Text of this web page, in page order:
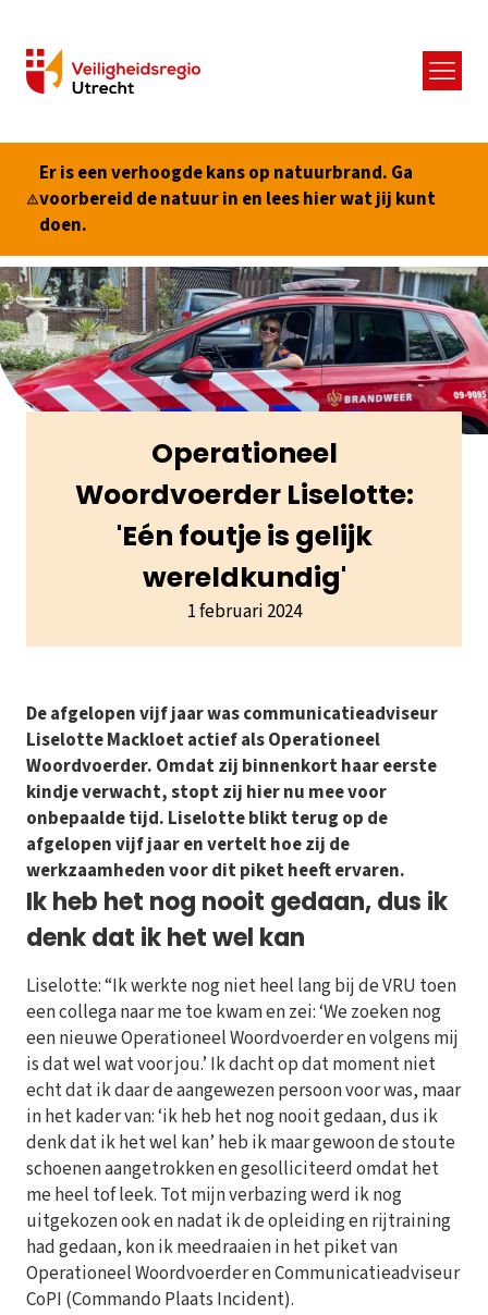
Menu
Er is een verhoogde kans op natuurbrand. Ga
voorbereid de natuur in en lees hier wat jij kunt
doen.
Operationeel
Woordvoerder Liselotte:
'Eén foutje is gelijk
wereldkundig'
1 februari 2024
De afgelopen vijf jaar was communicatieadviseur
Liselotte Mackloet actief als Operationeel
Woordvoerder. Omdat zij binnenkort haar eerste
kindje verwacht, stopt zij hier nu mee voor
onbepaalde tijd. Liselotte blikt terug op de
afgelopen vijf jaar en vertelt hoe zij de
werkzaamheden voor dit piket heeft ervaren.
Ik heb het nog nooit gedaan, dus ik
denk dat ik het wel kan
Liselotte: “Ik werkte nog niet heel lang bij de VRU toen
een collega naar me toe kwam en zei: ‘We zoeken nog
een nieuwe Operationeel Woordvoerder en volgens mij
is dat wel wat voor jou.’ Ik dacht op dat moment niet
echt dat ik daar de aangewezen persoon voor was, maar
in het kader van: ‘ik heb het nog nooit gedaan, dus ik
denk dat ik het wel kan’ heb ik maar gewoon de stoute
schoenen aangetrokken en gesolliciteerd omdat het
me heel tof leek. Tot mijn verbazing werd ik nog
uitgekozen ook en nadat ik de opleiding en rijtraining
had gedaan, kon ik meedraaien in het piket van
Operationeel Woordvoerder en Communicatieadviseur
CoPI (Commando Plaats Incident).